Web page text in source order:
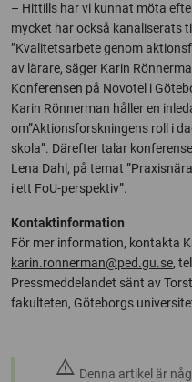
– Hittills har vi kunnat möta
mycket har också kanaliserats
”Kvalitetsarbete genom
av lärare, säger Karin
Konferensen på Novotel i
Karin Rönnerman håller en
om”Aktionsforskningens roll i
skola”. Därefter talar
Lena Dahl, på temat
i ett FoU-perspektiv”.
Kontaktinformation
För mer information, kontakta
karin.ronnerman@ped.gu.se,
Pressmeddelandet sänt av
fakulteten, Göteborgs
warning Denna artikel är